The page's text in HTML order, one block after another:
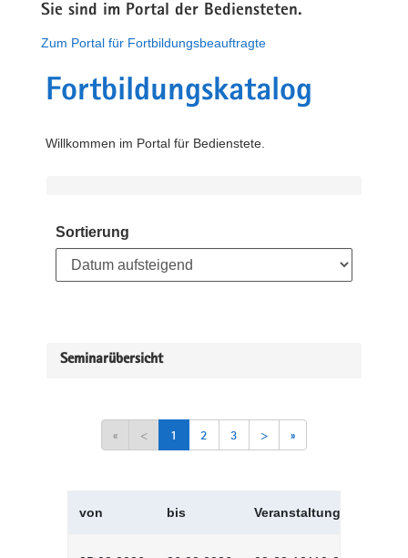
Sie sind im Portal der Bediensteten.
Zum Portal für Fortbildungsbeauftragte
Fortbildungskatalog
Willkommen im Portal für Bedienstete.
Sortierung
Seminarübersicht
« < 1 2 3 > »
von bis Veranstaltungskürzel